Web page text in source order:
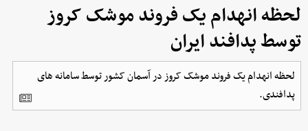
لحظه انهدام یک فروند موشک کروز
توسط پدافند ایران
لحظه انهدام یک فروند موشک کروز در آسمان کشور توسط سامانه های
پدافندی.